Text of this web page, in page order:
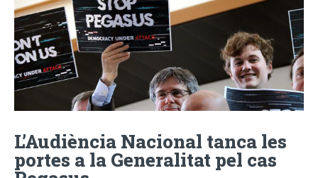
L’Audiència Nacional tanca les
portes a la Generalitat pel cas